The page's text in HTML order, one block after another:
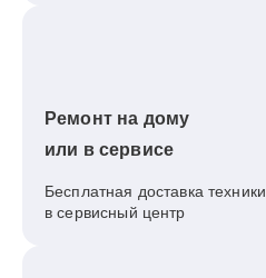
Ремонт на дому
или в сервисе
Бесплатная доставка техники
в сервисный центр